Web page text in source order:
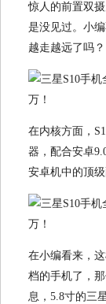
惊人的前置双
是没见过。小
越走越远了吗？
在内核方面，
器，配合安卓
安卓机中的顶级
在小编看来，
档的手机了，
息，5.8寸的三